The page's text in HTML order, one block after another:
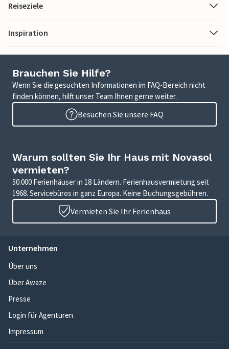
Reiseziele
Inspiration
Brauchen Sie Hilfe?
Wenn Sie die gesuchten Informationen im FAQ-Bereich nicht
finden können, hilft unser Team Ihnen gerne weiter.
Besuchen Sie unsere FAQ
Warum sollten Sie Ihr Haus mit Novasol
vermieten?
50.000 Ferienhäuser in 18 Ländern. Ferienhausvermietung seit
1968. Servicebüros in ganz Europa. Keine Buchungsgebühren.
Vermieten Sie Ihr Ferienhaus
Unternehmen
Über uns
Über Awaze
Presse
Login für Agenturen
Impressum